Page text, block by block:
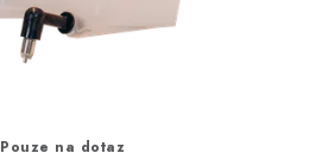
Pouze na dotaz